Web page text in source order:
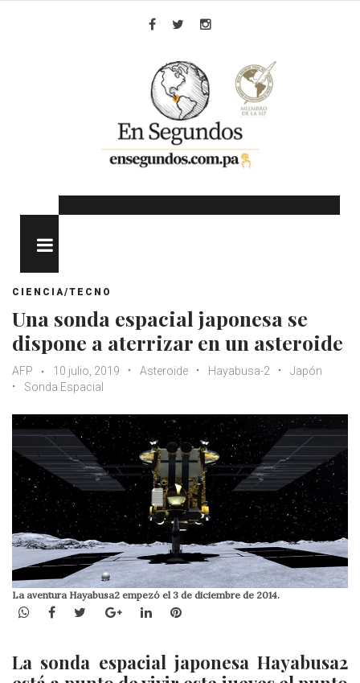
CIENCIA/TECNO
Una sonda espacial japonesa se
dispone a aterrizar en un asteroide
AFP 10 julio, 2019 Asteroide Hayabusa-2
Japón
Sonda Espacial
La aventura Hayabusa2 empezó el 3 de diciembre de 2014.
WhatsApp
Facebook
TwitterGoogle+LinkedInPinterest
La sonda espacial japonesa Hayabusa2